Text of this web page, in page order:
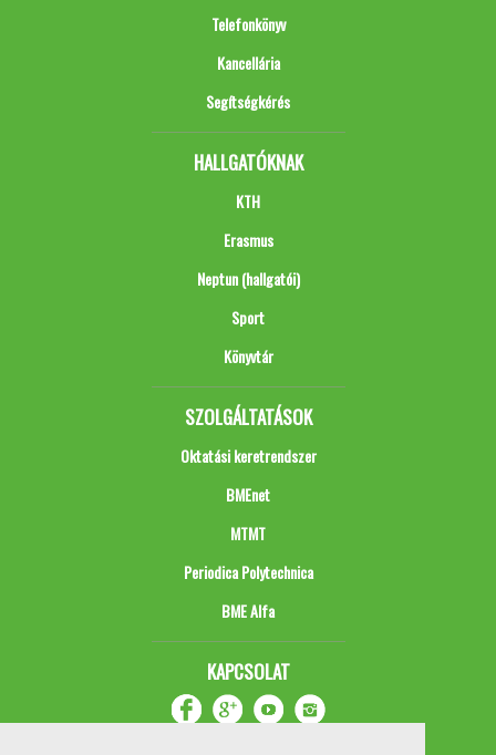
Telefonkönyv
Kancellária
Segítségkérés
HALLGATÓKNAK
KTH
Erasmus
Neptun (hallgatói)
Sport
Könyvtár
SZOLGÁLTATÁSOK
Oktatási keretrendszer
BMEnet
MTMT
Periodica Polytechnica
BME Alfa
KAPCSOLAT